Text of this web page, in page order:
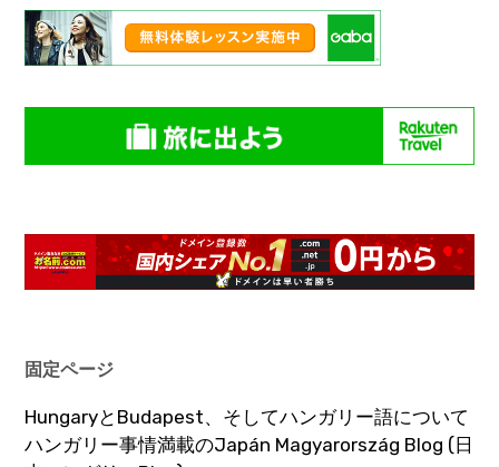
固定ページ
HungaryとBudapest、そしてハンガリー語について
ハンガリー事情満載のJapán Magyarország Blog (日